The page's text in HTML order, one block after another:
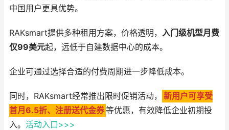
中国用户更具优势。
RAKsmart提供多种租用方案，价格透明， 入门级机型月费
仅99美元起，远低于自建数据中心的成本。
企业可通过选择合适的付费周期进一步降低成本。
同时，RAKsmart经常推出限时促销活动，
新用户可享受
首月6.5折、注册送代金券等优惠，有效降低企业初期投
入。 活动入口>>>